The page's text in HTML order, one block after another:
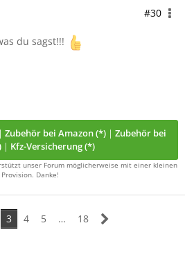
#30
du sagst!!!
| Zubehör bei Amazon (*) | Zubehör bei
| Kfz-Versicherung (*)
unser Forum möglicherweise mit einer kleinen
Provision. Danke!
3 4 5 … 18